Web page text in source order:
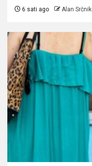
6 sati ago Alan Srčnik